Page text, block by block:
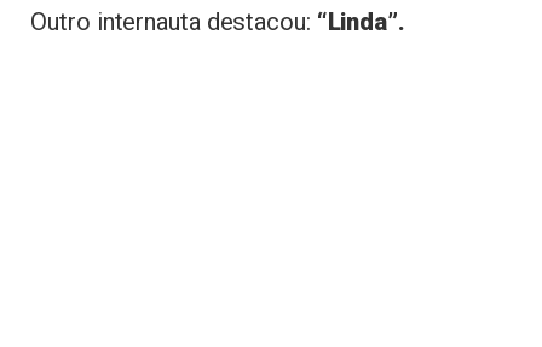
Outro internauta destacou: “Linda”.